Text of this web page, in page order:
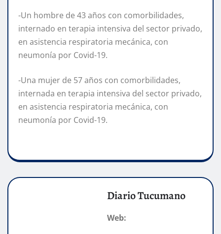
-Un hombre de 43 años con comorbilidades,
internado en terapia intensiva del sector privado,
en asistencia respiratoria mecánica, con
neumonía por Covid-19.
-Una mujer de 57 años con comorbilidades,
internada en terapia intensiva del sector privado,
en asistencia respiratoria mecánica, con
neumonía por Covid-19.
Diario Tucumano
Web: